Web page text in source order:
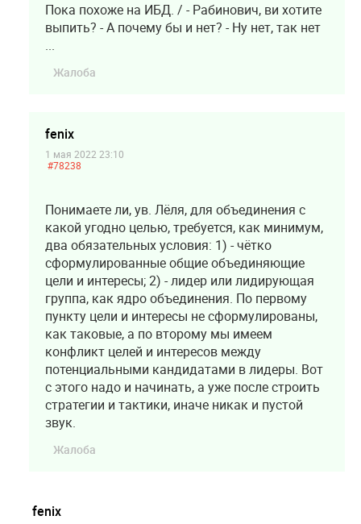
Пока похоже на ИБД. / - Рабинович, ви хотите
выпить? - А почему бы и нет? - Ну нет, так нет
...
Жалоба
fenix
1 мая 2022 23:10
#78238
Понимаете ли, ув. Лёля, для объединения с
какой угодно целью, требуется, как минимум,
два обязательных условия: 1) - чётко
сформулированные общие объединяющие
цели и интересы; 2) - лидер или лидирующая
группа, как ядро объединения. По первому
пункту цели и интересы не сформулированы,
как таковые, а по второму мы имеем
конфликт целей и интересов между
потенциальными кандидатами в лидеры. Вот
с этого надо и начинать, а уже после строить
стратегии и тактики, иначе никак и пустой
звук.
Жалоба
fenix